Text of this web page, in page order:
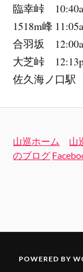
臨幸峠
1518m峰
合羽坂
大芝峠
佐久海ノ口駅
山巡ホーム 山
のブログ
POWERED BY